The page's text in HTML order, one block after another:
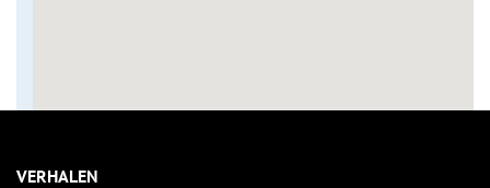
VERHALEN